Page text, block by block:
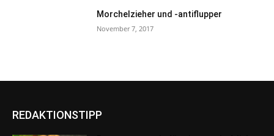
Morchelzieher und -antiflupper
November 7, 2017
REDAKTIONSTIPP